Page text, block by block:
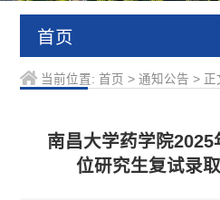
首页
当前位置: 首页 > 通知公告 > 正
南昌大学药学院
位研究生复试录